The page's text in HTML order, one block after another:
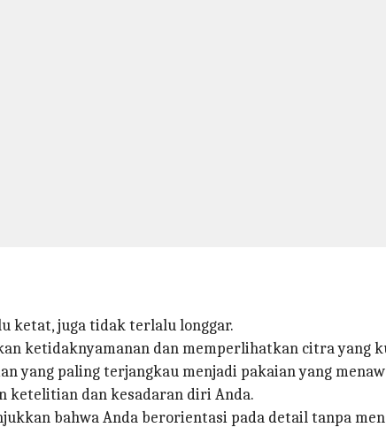
ketat, juga tidak terlalu longgar.
ketidaknyamanan dan memperlihatkan citra yang
yang paling terjangkau menjadi pakaian yang
ketelitian dan kesadaran diri Anda.
bahwa Anda berorientasi pada detail tanpa